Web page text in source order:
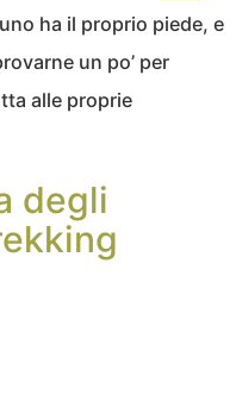
ha il proprio piede, e
un po’ per
alle proprie
degli